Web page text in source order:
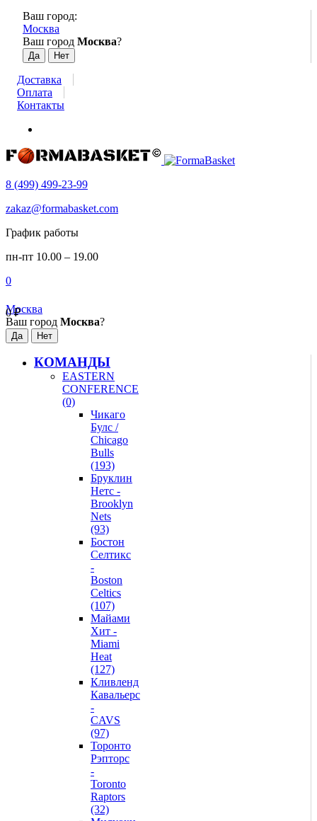
Ваш город:
Москва
Ваш город Москва?
Доставка
Оплата
Контакты
8 (499) 499-23-99
zakaz@formabasket.com
График работы
пн-пт 10.00 – 19.00
0
0₽
Москва
Ваш город Москва?
КОМАНДЫ
EASTERN
CONFERENCE
(0)
Чикаго
Булс /
Chicago
Bulls
(193)
Бруклин
Нетс -
Brooklyn
Nets
(93)
Бостон
Селтикс
-
Boston
Celtics
(107)
Майами
Хит -
Miami
Heat
(127)
Кливленд
Кавальерс
-
CAVS
(97)
Торонто
Рэпторс
-
Toronto
Raptors
(32)